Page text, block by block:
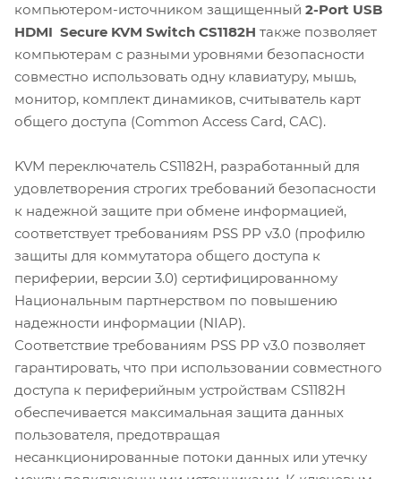
компьютером-источником защищенный 2-Port USB
HDMI Secure KVM Switch CS1182H также позволяет
компьютерам с разными уровнями безопасности
совместно использовать одну клавиатуру, мышь,
монитор, комплект динамиков, считыватель карт
общего доступа (Common Access Card, CAC).
KVM переключатель CS1182H, разработанный для
удовлетворения строгих требований безопасности
к надежной защите при обмене информацией,
соответствует требованиям PSS PP v3.0 (профилю
защиты для коммутатора общего доступа к
периферии, версии 3.0) сертифицированному
Национальным партнерством по повышению
надежности информации (NIAP).
Соответствие требованиям PSS PP v3.0 позволяет
гарантировать, что при использовании совместного
доступа к периферийным устройствам CS1182H
обеспечивается максимальная защита данных
пользователя, предотвращая
несанкционированные потоки данных или утечку